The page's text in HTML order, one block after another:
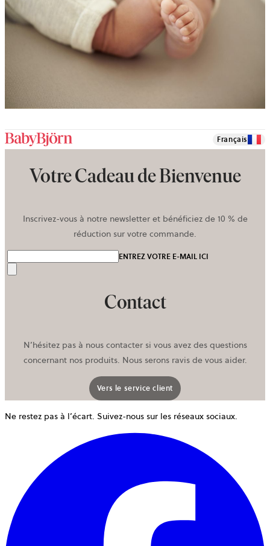
Français
Votre Cadeau de Bienvenue
Inscrivez-vous à notre newsletter et bénéficiez de 10 % de
réduction sur votre commande.
ENTREZ VOTRE E-MAIL ICI
Contact
N’hésitez pas à nous contacter si vous avez des questions
concernant nos produits. Nous serons ravis de vous aider.
Vers le service client
Ne restez pas à l’écart. Suivez-nous sur les réseaux sociaux.